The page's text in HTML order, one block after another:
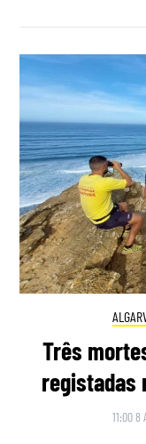
Três
registadas
11:00 8